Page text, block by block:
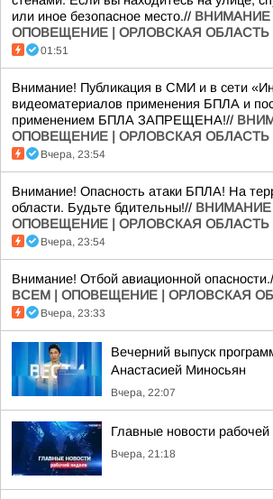
или иное безопасное место.// ВНИМАНИЕ
ОПОВЕЩЕНИЕ | ОРЛОВСКАЯ ОБЛАСТЬ
01:51
Внимание! Публикация в СМИ и в сети
видеоматериалов применения БПЛА и
применением БПЛА ЗАПРЕЩЕНА!//
ОПОВЕЩЕНИЕ | ОРЛОВСКАЯ ОБЛАСТЬ
Вчера, 23:54
Внимание! Опасность атаки БПЛА! На
области. Будьте бдительны!// ВНИМАНИЕ
ОПОВЕЩЕНИЕ | ОРЛОВСКАЯ ОБЛАСТЬ
Вчера, 23:54
Внимание! Отбой авиационной
ВСЕМ | ОПОВЕЩЕНИЕ | ОРЛОВСКАЯ
Вчера, 23:33
Вечерний выпуск
Анастасией Миносьян
Вчера, 22:07
Главные новости
Вчера, 21:18